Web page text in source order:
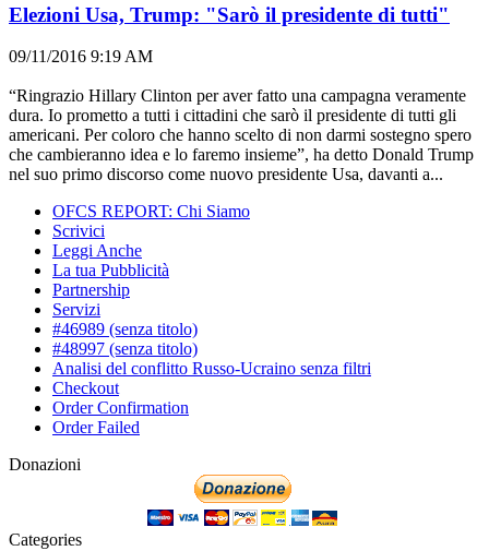
Elezioni Usa, Trump: "Sarò il presidente di tutti"
09/11/2016 9:19 AM
“Ringrazio Hillary Clinton per aver fatto una campagna veramente
dura. Io prometto a tutti i cittadini che sarò il presidente di tutti gli
americani. Per coloro che hanno scelto di non darmi sostegno spero
che cambieranno idea e lo faremo insieme”, ha detto Donald Trump
nel suo primo discorso come nuovo presidente Usa, davanti a...
OFCS REPORT: Chi Siamo
Scrivici
Leggi Anche
La tua Pubblicità
Partnership
Servizi
#46989 (senza titolo)
#48997 (senza titolo)
Analisi del conflitto Russo-Ucraino senza filtri
Checkout
Order Confirmation
Order Failed
Donazioni
Categories